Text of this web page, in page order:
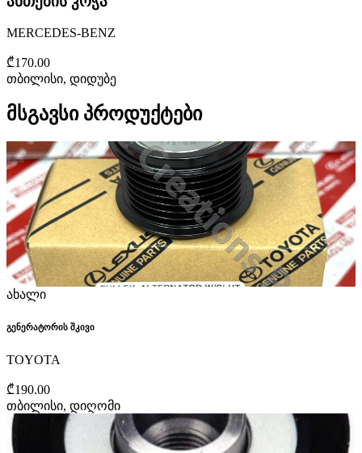
MERCEDES-BENZ
₾170.00
თბილისი, დიდუბე
მსგავსი პროდუქტები
ახალი
გენერატორის შკივი
TOYOTA
₾190.00
თბილისი, დიღომი